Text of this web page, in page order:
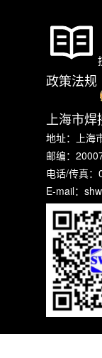
政策法规
上海市
地址：上海
邮编：
电话/传真
E-mail：